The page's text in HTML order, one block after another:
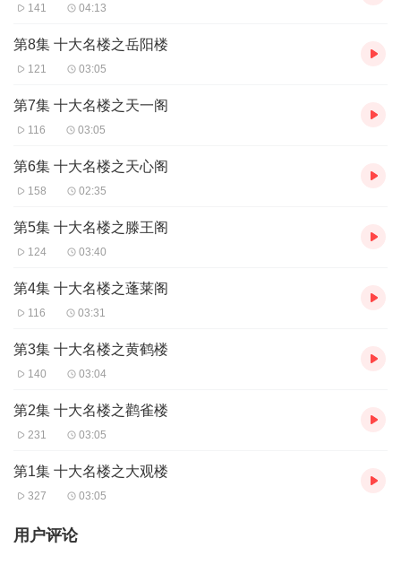
141 04:13
第8集 十大名楼之岳阳楼
121 03:05
第7集 十大名楼之天一阁
116 03:05
第6集 十大名楼之天心阁
158 02:35
第5集 十大名楼之滕王阁
124 03:40
第4集 十大名楼之蓬莱阁
116 03:31
第3集 十大名楼之黄鹤楼
140 03:04
第2集 十大名楼之鹳雀楼
231 03:05
第1集 十大名楼之大观楼
327 03:05
用户评论